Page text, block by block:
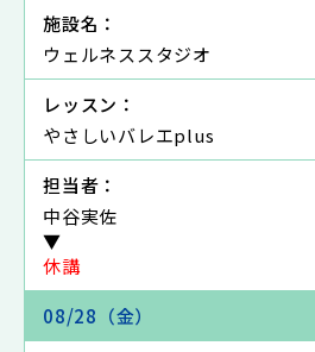
施設名：
ウェルネススタジオ
レッスン：
やさしいバレエplus
担当者：
中谷実佐
▼
休講
08/28（金）